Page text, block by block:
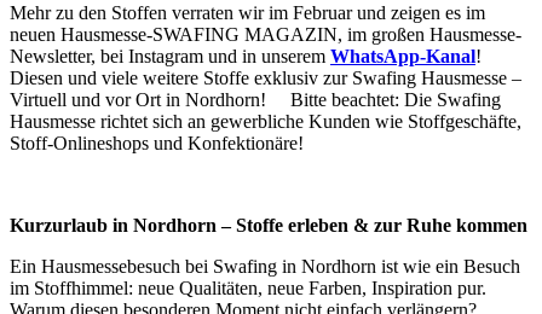
Mehr zu den Stoffen verraten wir im Februar und zeigen es im
neuen Hausmesse-SWAFING MAGAZIN, im großen Hausmesse-
Newsletter, bei Instagram und in unserem WhatsApp-Kanal!
Diesen und viele weitere Stoffe exklusiv zur Swafing Hausmesse –
Virtuell und vor Ort in Nordhorn! Bitte beachtet: Die Swafing
Hausmesse richtet sich an gewerbliche Kunden wie Stoffgeschäfte,
Stoff-Onlineshops und Konfektionäre!
Kurzurlaub in Nordhorn – Stoffe erleben & zur Ruhe kommen
Ein Hausmessebesuch bei Swafing in Nordhorn ist wie ein Besuch
im Stoffhimmel: neue Qualitäten, neue Farben, Inspiration pur.
Warum diesen besonderen Moment nicht einfach verlängern?